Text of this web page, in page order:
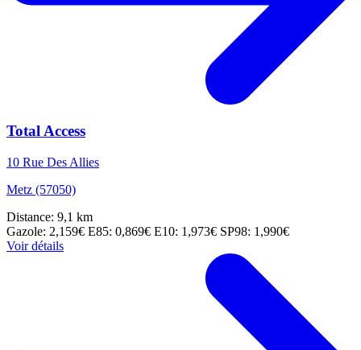
Total Access
10 Rue Des Allies
Metz (57050)
Distance: 9,1 km
Gazole: 2,159€ E85: 0,869€ E10: 1,973€ SP98: 1,990€
Voir détails